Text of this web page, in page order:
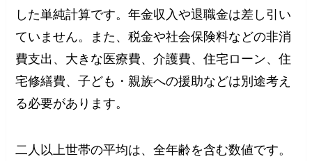
した単純計算です。年金収入や退職金は差し引い
ていません。また、税金や社会保険料などの非消
費支出、大きな医療費、介護費、住宅ローン、住
宅修繕費、子ども・親族への援助などは別途考え
る必要があります。
二人以上世帯の平均は、全年齢を含む数値です。